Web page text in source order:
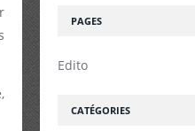
PAGES
Edito
CATÉGORIES